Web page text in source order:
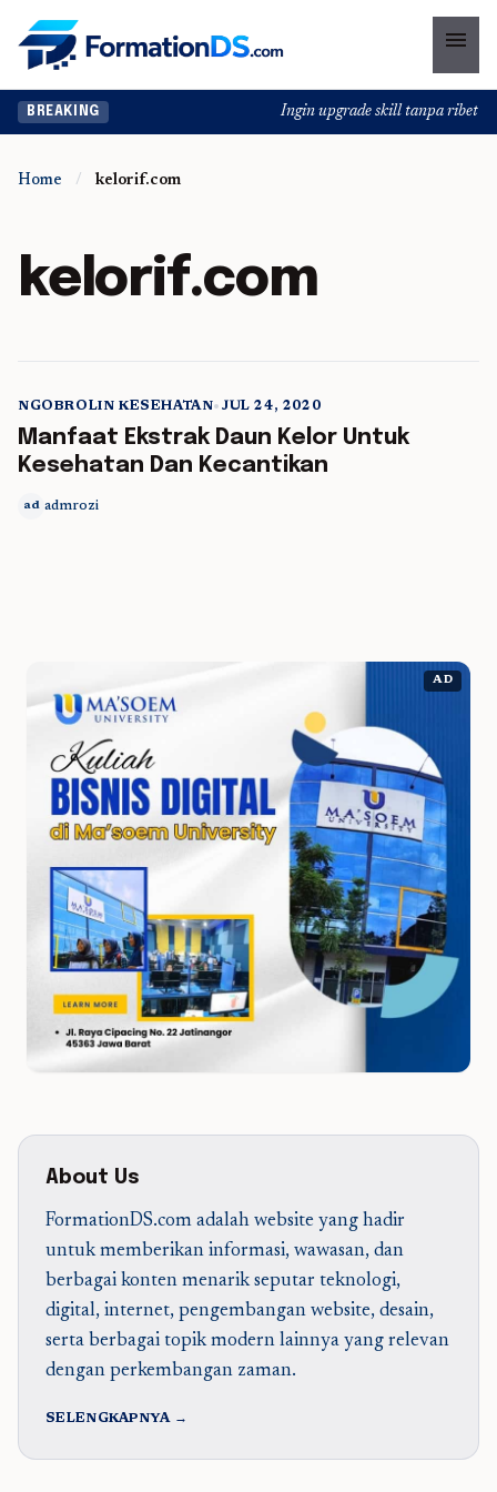
menu
BREAKING Ingin upgrade skill tanpa ribet?
Home / kelorif.com
kelorif.com
5 min read
NGOBROLIN KESEHATAN• JUL 24, 2020
Manfaat Ekstrak Daun Kelor Untuk
Kesehatan Dan Kecantikan
ad admrozi
AD
About Us
FormationDS.com adalah website yang hadir
untuk memberikan informasi, wawasan, dan
berbagai konten menarik seputar teknologi,
digital, internet, pengembangan website, desain,
serta berbagai topik modern lainnya yang relevan
dengan perkembangan zaman.
SELENGKAPNYA →